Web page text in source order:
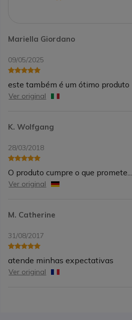
Mariella Giordano
09/05/2025
este também é um ótimo produto
Ver original
K. Wolfgang
28/03/2018
O produto cumpre o que promete...
Ver original
M. Catherine
31/08/2017
atende minhas expectativas
Ver original